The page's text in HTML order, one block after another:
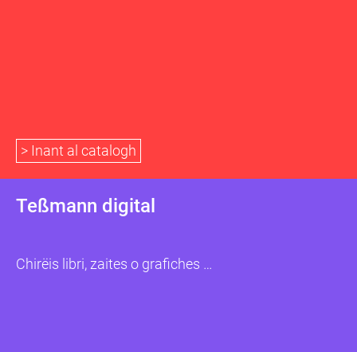
> Inant al catalogh
Teßmann digital
Chirëis libri, zaites o grafiches …